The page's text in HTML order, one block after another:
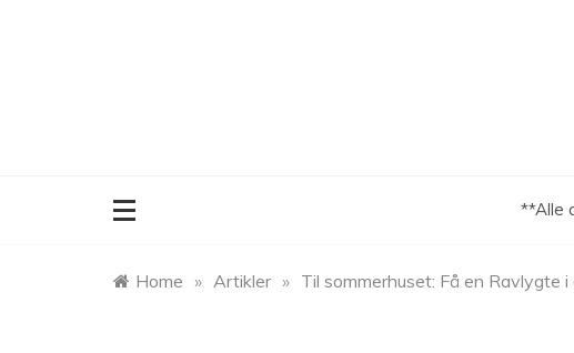
**Alle
Home » Artikler » Til sommerhuset: Få en Ravlygte